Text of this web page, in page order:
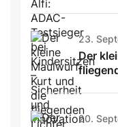
23.
Der
20.